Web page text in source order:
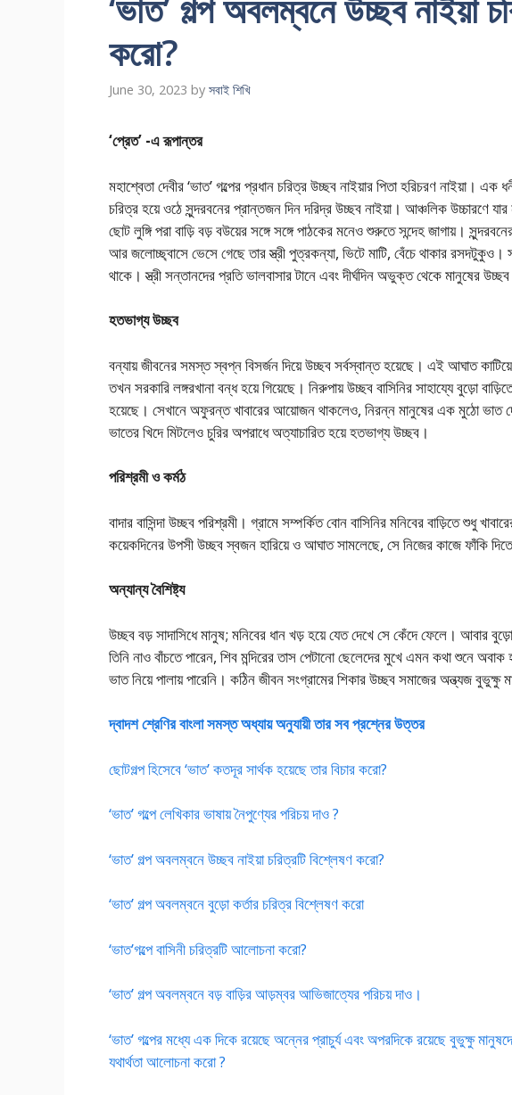
করো?
June 30, 2023 by সবাই শিখি
‘প্রেত’ -এ রূপান্তর
মহাশ্বেতা দেবীর ‘ভাত’ গল্পের প্রধান চরিত্র উচ্ছব নাইয়ার পিতা হরিচরণ নাইয়া। এক
চরিত্র হয়ে ওঠে সুন্দরবনের প্রান্তজন দিন দরিদ্র উচ্ছব নাইয়া। আঞ্চলিক উচ্চারণে
ছোট লুঙ্গি পরা বাড়ি বড় বউয়ের সঙ্গে সঙ্গে পাঠকের মনেও শুরুতে সন্দেহ জাগায়।
আর জলোচ্ছ্বাসে ভেসে গেছে তার স্ত্রী পুত্রকন্যা, ভিটে মাটি, বেঁচে থাকার রসদটুকুও।
থাকে। স্ত্রী সন্তানদের প্রতি ভালবাসার টানে এবং দীর্ঘদিন অভুক্ত থেকে মানুষের উচ্ছব
হতভাগ্য উচ্ছব
বন্যায় জীবনের সমস্ত স্বপ্ন বিসর্জন দিয়ে উচ্ছব সর্বস্বান্ত হয়েছে। এই আঘাত
তখন সরকারি লঙ্গরখানা বন্ধ হয়ে গিয়েছে। নিরুপায় উচ্ছব বাসিনির সাহায্যে বুড়ো
হয়েছে। সেখানে অফুরন্ত খাবারের আয়োজন থাকলেও, নিরন্ন মানুষের এক মুঠো ভাত
ভাতের খিদে মিটলেও চুরির অপরাধে অত্যাচারিত হয়ে হতভাগ্য উচ্ছব।
পরিশ্রমী ও কর্মঠ
বাদার বাসিন্দা উচ্ছব পরিশ্রমী। গ্রামে সম্পর্কিত বোন বাসিনির মনিবের বাড়িতে শুধু
কয়েকদিনের উপসী উচ্ছব স্বজন হারিয়ে ও আঘাত সামলেছে, সে নিজের কাজে ফাঁকি দিতে
অন্যান্য বৈশিষ্ট্য
উচ্ছব বড় সাদাসিধে মানুষ; মনিবের ধান খড় হয়ে যেত দেখে সে কেঁদে ফেলে। আবার
তিনি নাও বাঁচতে পারেন, শিব মন্দিরের তাস পেটানো ছেলেদের মুখে এমন কথা শুনে
ভাত নিয়ে পালায় পারেনি। কঠিন জীবন সংগ্রামের শিকার উচ্ছব সমাজের অন্ত্যজ বুভুক্ষু
দ্বাদশ শ্রেণির বাংলা সমস্ত অধ্যায় অনুযায়ী তার সব প্রশ্নের উত্তর
ছোটগল্প হিসেবে ‘ভাত’ কতদূর সার্থক হয়েছে তার বিচার করো?
‘ভাত’ গল্পে লেখিকার ভাষায় নৈপুণ্যের পরিচয় দাও ?
‘ভাত’ গল্প অবলম্বনে উচ্ছব নাইয়া চরিত্রটি বিশ্লেষণ করো?
‘ভাত’ গল্প অবলম্বনে বুড়ো কর্তার চরিত্র বিশ্লেষণ করো
‘ভাত’গল্পে বাসিনী চরিত্রটি আলোচনা করো?
‘ভাত’ গল্প অবলম্বনে বড় বাড়ির আড়ম্বর আভিজাত্যের পরিচয় দাও।
‘ভাত’ গল্পের মধ্যে এক দিকে রয়েছে অন্নের প্রাচুর্য এবং অপরদিকে রয়েছে বুভুক্ষু
যথার্থতা আলোচনা করো ?